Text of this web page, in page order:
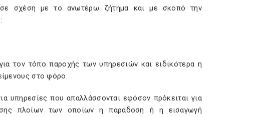
σχέση με το ανωτέρω ζήτημα και με σκοπό την
τον τόπο παροχής των υπηρεσιών και ειδικότερα η
στο φόρο.
υπηρεσίες που απαλλάσσονται εφόσον πρόκειται για
πλοίων των οποίων η παράδοση ή η εισαγωγή